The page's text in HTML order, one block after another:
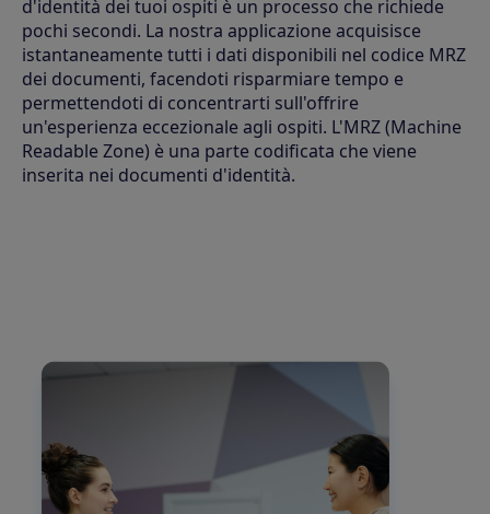
d'identità dei tuoi ospiti è un processo che richiede
pochi secondi. La nostra applicazione acquisisce
istantaneamente tutti i dati disponibili nel codice MRZ
dei documenti, facendoti risparmiare tempo e
permettendoti di concentrarti sull'offrire
un'esperienza eccezionale agli ospiti. L'MRZ (Machine
Readable Zone) è una parte codificata che viene
inserita nei documenti d'identità.